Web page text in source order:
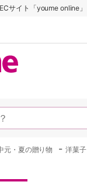
サイト「youme online」
元・夏の贈り物 - 洋菓子